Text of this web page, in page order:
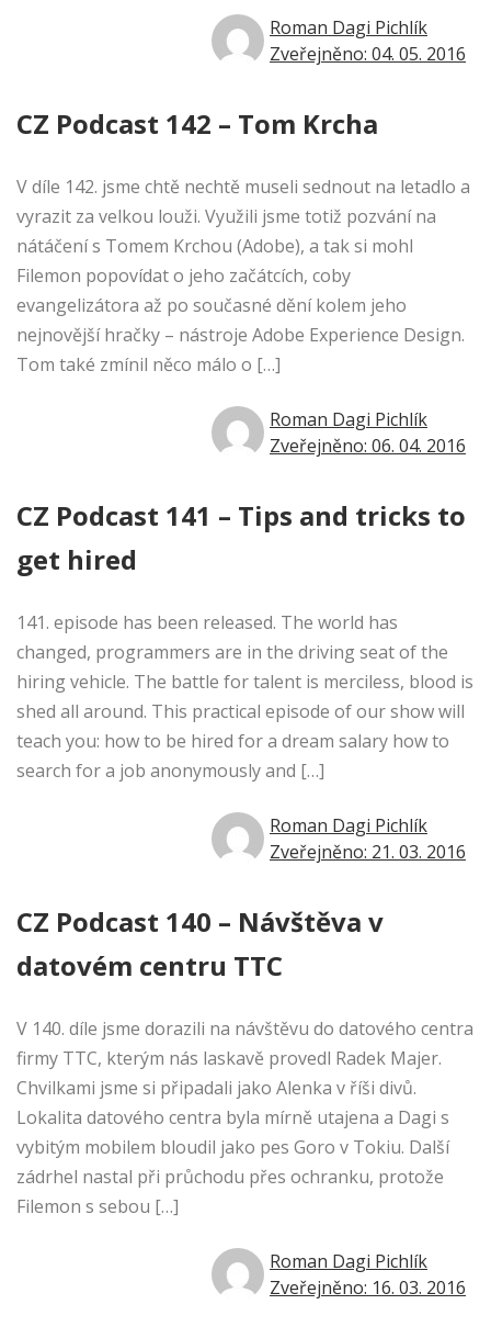
Roman Dagi Pichlík
Zveřejněno: 04. 05. 2016
CZ Podcast 142 – Tom Krcha
V díle 142. jsme chtě nechtě museli sednout na letadlo a
vyrazit za velkou louži. Využili jsme totiž pozvání na
nátáčení s Tomem Krchou (Adobe), a tak si mohl
Filemon popovídat o jeho začátcích, coby
evangelizátora až po současné dění kolem jeho
nejnovější hračky – nástroje Adobe Experience Design.
Tom také zmínil něco málo o […]
Roman Dagi Pichlík
Zveřejněno: 06. 04. 2016
CZ Podcast 141 – Tips and tricks to
get hired
141. episode has been released. The world has
changed, programmers are in the driving seat of the
hiring vehicle. The battle for talent is merciless, blood is
shed all around. This practical episode of our show will
teach you: how to be hired for a dream salary how to
search for a job anonymously and […]
Roman Dagi Pichlík
Zveřejněno: 21. 03. 2016
CZ Podcast 140 – Návštěva v
datovém centru TTC
V 140. díle jsme dorazili na návštěvu do datového centra
firmy TTC, kterým nás laskavě provedl Radek Majer.
Chvilkami jsme si připadali jako Alenka v říši divů.
Lokalita datového centra byla mírně utajena a Dagi s
vybitým mobilem bloudil jako pes Goro v Tokiu. Další
zádrhel nastal při průchodu přes ochranku, protože
Filemon s sebou […]
Roman Dagi Pichlík
Zveřejněno: 16. 03. 2016